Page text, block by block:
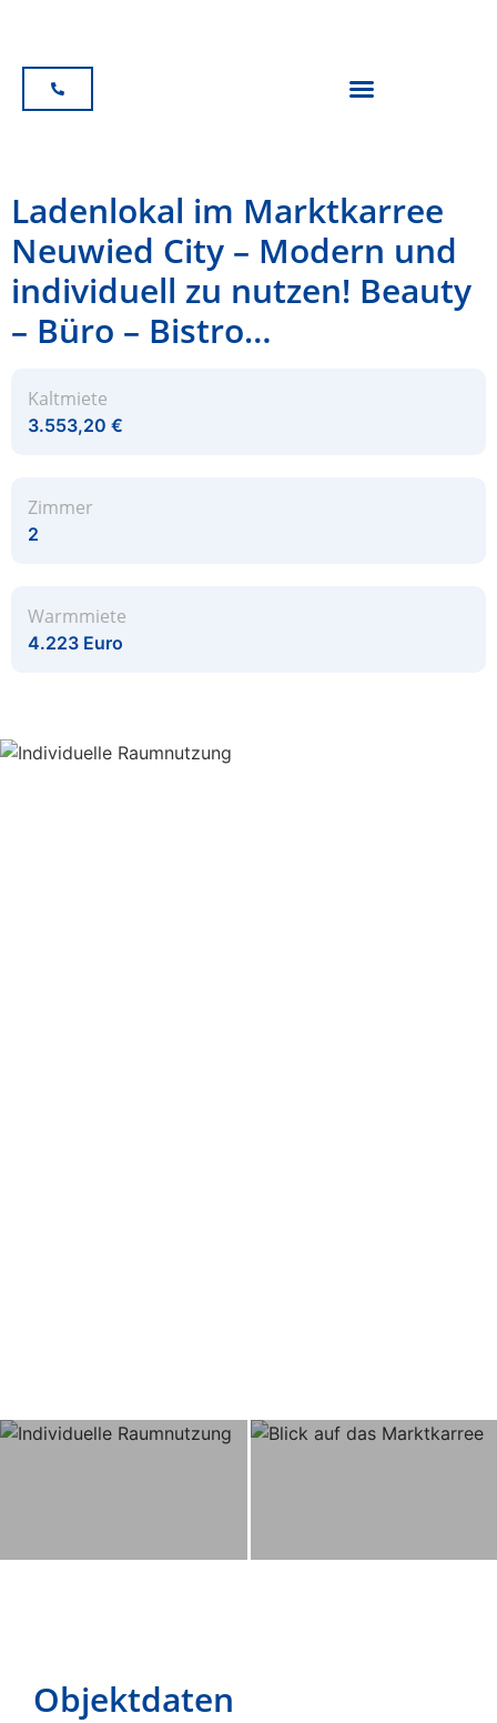
Ladenlokal im Marktkarree
Neuwied City – Modern und
individuell zu nutzen! Beauty
– Büro – Bistro…
Kaltmiete
3.553,20 €
Zimmer
2
Warmmiete
4.223 Euro
Objektdaten